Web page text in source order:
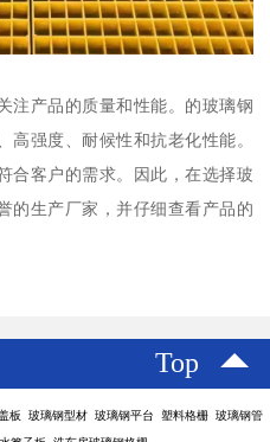
注产品的质量和性能。的玻璃钢
强度、耐候性和抗老化性能。
合客户的需求。因此，在选择玻
的生产厂家，并仔细查看产品的
Top
板 玻璃钢型材 玻璃钢平台 塑料格栅 玻璃钢管